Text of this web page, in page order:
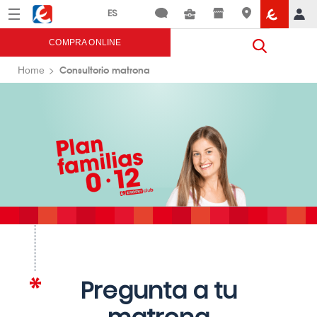
Menú Eroski
COMPRA ONLINE
Home Consultorio matrona
Pregunta a tu